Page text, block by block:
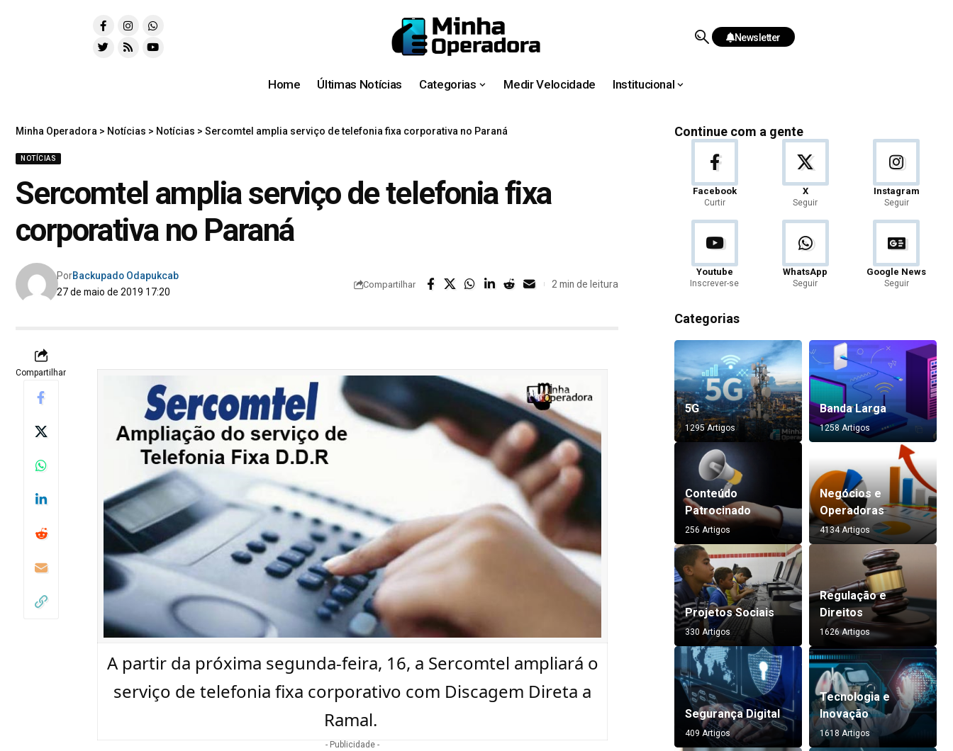
Newsletter
Home Últimas Notícias Categorias Medir Velocidade Institucional
Minha Operadora > Notícias > Notícias > Sercomtel amplia serviço de telefonia fixa corporativa no Paraná
NOTÍCIAS
Sercomtel amplia serviço de telefonia fixa
corporativa no Paraná
27 de maio de 2019 17:20
PorBackupado Odapukcab
Compartilhar 2 min de leitura
Compartilhar
A partir da próxima segunda-feira, 16, a Sercomtel ampliará o
serviço de telefonia fixa corporativo com Discagem Direta a
Ramal.
- Publicidade -
Continue com a gente
Facebook
Curtir
X
Seguir
Instagram
Seguir
Youtube
Inscrever-se
WhatsApp
Seguir
Google News
Seguir
Categorias
5G
1295 Artigos
Banda Larga
1258 Artigos
Conteúdo
Patrocinado
256 Artigos
Negócios e
Operadoras
4134 Artigos
Projetos Sociais
330 Artigos
Regulação e
Direitos
1626 Artigos
Segurança Digital
409 Artigos
Tecnologia e
Inovação
1618 Artigos